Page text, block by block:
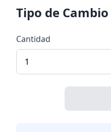
Tipo de
Cantidad